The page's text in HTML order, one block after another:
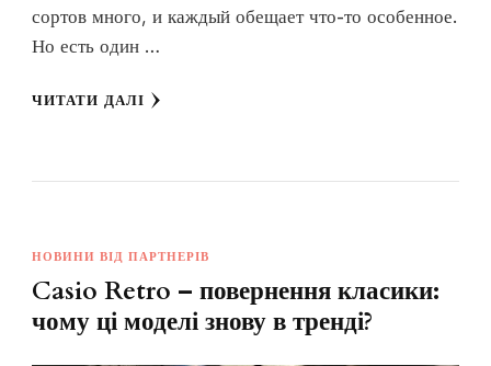
сортов много, и каждый обещает что-то особенное.
Но есть один …
ЧИТАТИ ДАЛІ
НОВИНИ ВІД ПАРТНЕРІВ
Casio Retro – повернення класики:
чому ці моделі знову в тренді?